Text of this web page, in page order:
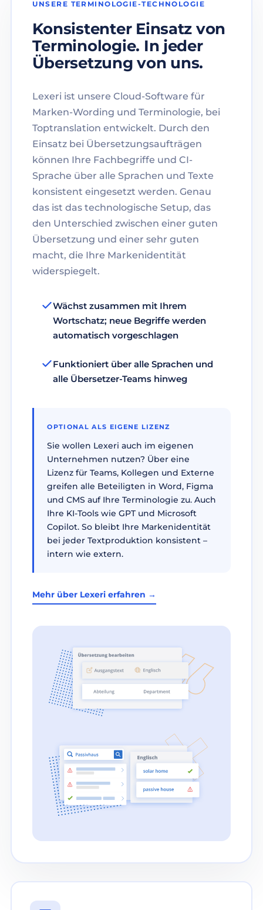
UNSERE TERMINOLOGIE-TECHNOLOGIE
Konsistenter Einsatz von
Terminologie. In jeder
Übersetzung von uns.
Lexeri ist unsere Cloud-Software für
Marken-Wording und Terminologie, bei
Toptranslation entwickelt. Durch den
Einsatz bei Übersetzungsaufträgen
können Ihre Fachbegriffe und CI-
Sprache über alle Sprachen und Texte
konsistent eingesetzt werden. Genau
das ist das technologische Setup, das
den Unterschied zwischen einer guten
Übersetzung und einer sehr guten
macht, die Ihre Markenidentität
widerspiegelt.
Wächst zusammen mit Ihrem
Wortschatz; neue Begriffe werden
automatisch vorgeschlagen
Funktioniert über alle Sprachen und
alle Übersetzer-Teams hinweg
OPTIONAL ALS EIGENE LIZENZ
Sie wollen Lexeri auch im eigenen
Unternehmen nutzen? Über eine
Lizenz für Teams, Kollegen und Externe
greifen alle Beteiligten in Word, Figma
und CMS auf Ihre Terminologie zu. Auch
Ihre KI-Tools wie GPT und Microsoft
Copilot. So bleibt Ihre Markenidentität
bei jeder Textproduktion konsistent –
intern wie extern.
Mehr über Lexeri erfahren →